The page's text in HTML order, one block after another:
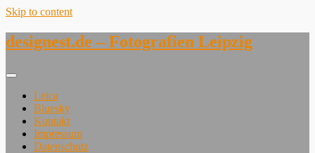
Skip to content
designest.de – Fotografien Leipzig
Leica
Bluesky
Kontakt
Impressum
Datenschutz